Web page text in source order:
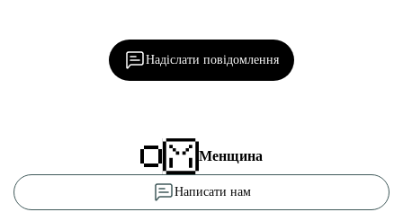
Надіслати повідомлення
Менщина
Написати нам